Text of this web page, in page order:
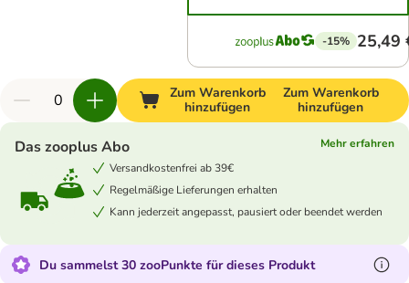
-15% 25,49
Zum Warenkorb
hinzufügen
Zum Warenkorb
hinzufügen
Das zooplus Abo
Mehr erfahren
Versandkostenfrei ab 39€
Regelmäßige Lieferungen erhalten
Kann jederzeit angepasst, pausiert oder beendet werden
Du sammelst 30 zooPunkte für dieses Produkt